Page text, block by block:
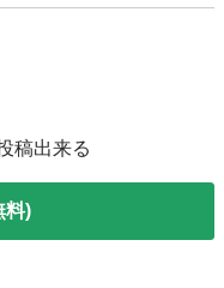
稿出来る
料)